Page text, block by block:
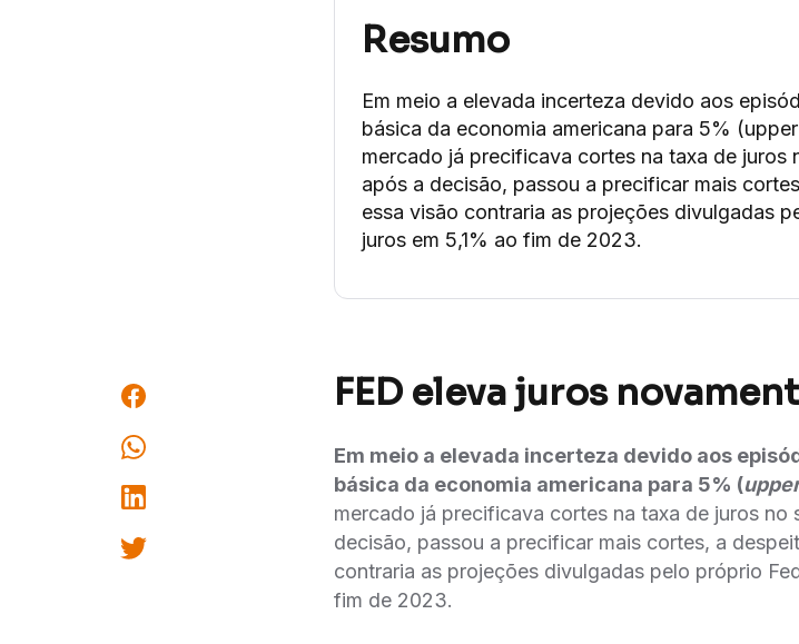
Resumo
Em meio a elevada incerteza devido aos
básica da economia americana para 5%
mercado já precificava cortes na taxa de juros
após a decisão, passou a precificar mais
essa visão contraria as projeções divulgadas
juros em 5,1% ao fim de 2023.
FED eleva juros
Em meio a elevada incerteza devido aos
básica da economia americana para 5% (
mercado já precificava cortes na taxa de juros no
decisão, passou a precificar mais cortes, a
contraria as projeções divulgadas pelo próprio
fim de 2023.